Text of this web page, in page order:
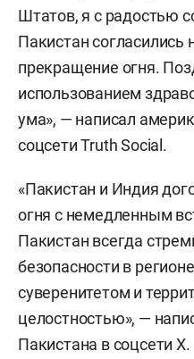
Штатов, я с радостью
Пакистан согласились
прекращение огня.
использованием
ума», — написал
соцсети Truth Social.
«Пакистан и Индия
огня с немедленным
Пакистан всегда
безопасности в
суверенитетом и
целостностью», —
Пакистана в соцсети X.